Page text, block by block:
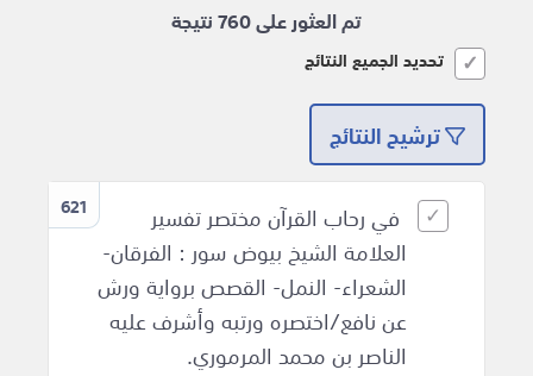
تم العثور على 760 نتيجة
تحديد الجميع النتائج
ترشيح النتائج
621
في رحاب القرآن مختصر تفسير
العلامة الشيخ بيوض سور : الفرقان-
الشعراء- النمل- القصص برواية ورش
عن نافع/اختصره ورتبه وأشرف عليه
الناصر بن محمد المرموري.